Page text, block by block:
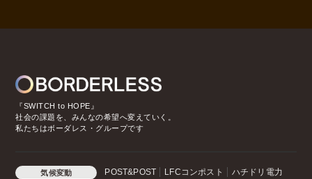
『SWITCH to HOPE』
社会の課題を、みんなの希望へ変えていく。
私たちはボーダレス・グループです
気候変動 POST&POST LFCコンポスト ハチドリ電力